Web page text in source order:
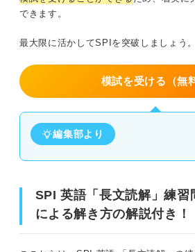
できます。
最大限に活かしてSPIを突破しましょう。
模試を受ける（無
編集部より
SPI 英語「長文読解」練習
による解き方の解説付き！